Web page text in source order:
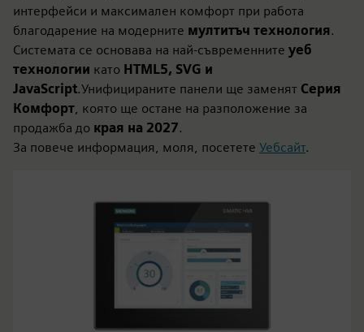
интерфейси и максимален комфорт при работа
благодарение на модерните мултитъч технология.
Системата се основава на най-съвременните уеб
технологии като HTML5, SVG и
JavaScript.Унифицираните панели ще заменят Серия
Комфорт , която ще остане на разположение за
продажба до края на 2027.
За повече информация, моля, посетете Уебсайт.